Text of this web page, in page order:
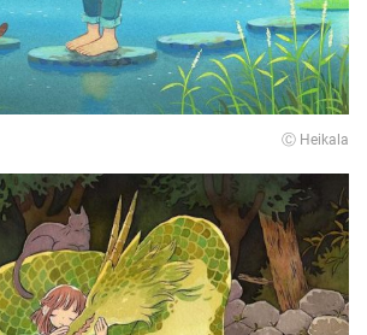
Ⓒ Heikala